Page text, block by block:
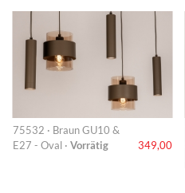
75532 · Braun GU10 &
E27 - Oval · Vorrätig 349,00